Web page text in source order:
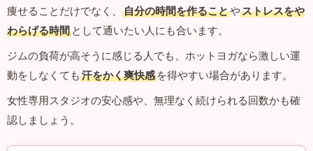
痩せることだけでなく、
自分の時間を作ることやストレスをや
わらげる時間 として通いたい人にも合います。
ジムの負荷が高そうに感じる人でも、ホットヨガなら激しい運
動をしなくても 汗をかく爽快感 を得やすい場合があります。
女性専用スタジオの安心感や、無理なく続けられる回数かも確
認しましょう。